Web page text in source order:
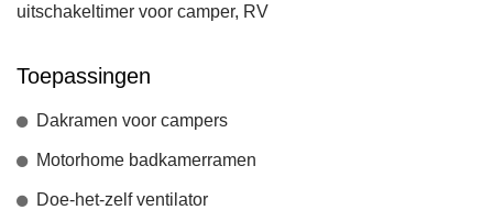
uitschakeltimer voor camper, RV
Toepassingen
Dakramen voor campers
Motorhome badkamerramen
Doe-het-zelf ventilator